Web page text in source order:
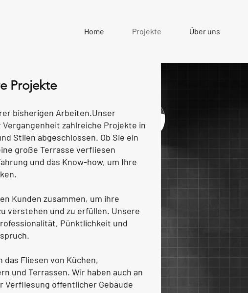
Home Projekte Über uns
Projekte
bisherigen Arbeiten.Unser
zahlreiche Projekte in
Stilen abgeschlossen. Ob Sie ein
große Terrasse verfliesen
und das Know-how, um Ihre
Kunden zusammen, um ihre
verstehen und zu erfüllen. Unsere
Pünktlichkeit und
Fliesen von Küchen,
und Terrassen. Wir haben auch an
Verfliesung öffentlicher Gebäude